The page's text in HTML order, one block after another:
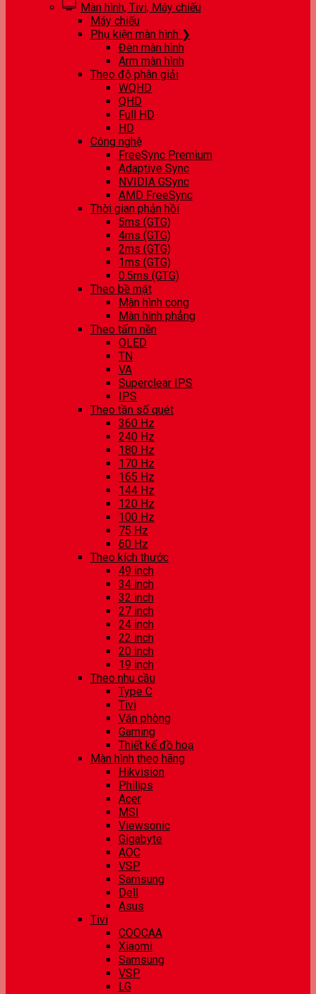
Màn hình, Tivi, Máy chiếu
Máy chiếu
Phụ kiện màn hình ❯
Đèn màn hình
Arm màn hình
Theo độ phân giải
WQHD
QHD
Full HD
HD
Công nghệ
FreeSync Premium
Adaptive Sync
NVIDIA GSync
AMD FreeSync
Thời gian phản hồi
5ms (GTG)
4ms (GTG)
2ms (GTG)
1ms (GTG)
0.5ms (GTG)
Theo bề mặt
Màn hình cong
Màn hình phẳng
Theo tấm nền
OLED
TN
VA
Superclear IPS
IPS
Theo tần số quét
360 Hz
240 Hz
180 Hz
170 Hz
165 Hz
144 Hz
120 Hz
100 Hz
75 Hz
60 Hz
Theo kích thước
49 inch
34 inch
32 inch
27 inch
24 inch
22 inch
20 inch
19 inch
Theo nhu cầu
Type C
Tivi
Văn phòng
Gaming
Thiết kế đồ hoạ
Màn hình theo hãng
Hikvision
Philips
Acer
MSI
Viewsonic
Gigabyte
AOC
VSP
Samsung
Dell
Asus
Tivi
COOCAA
Xiaomi
Samsung
VSP
LG